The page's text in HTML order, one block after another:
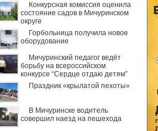
Конкурсная комиссия оценила
состояние садов в Мичуринском
округе
Горбольница получила новое
оборудование
Мичуринский педагог ведёт
борьбу на всероссийском
конкурсе “Сердце отдаю детям”
Праздник «крылатой пехоты»
В Мичуринске водитель
совершил наезд на пешехода